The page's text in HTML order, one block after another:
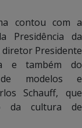
contou com a
Presidência da
diretor Presidente
e também do
de modelos e
Schauff, que
da cultura de